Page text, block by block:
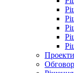
Проекти